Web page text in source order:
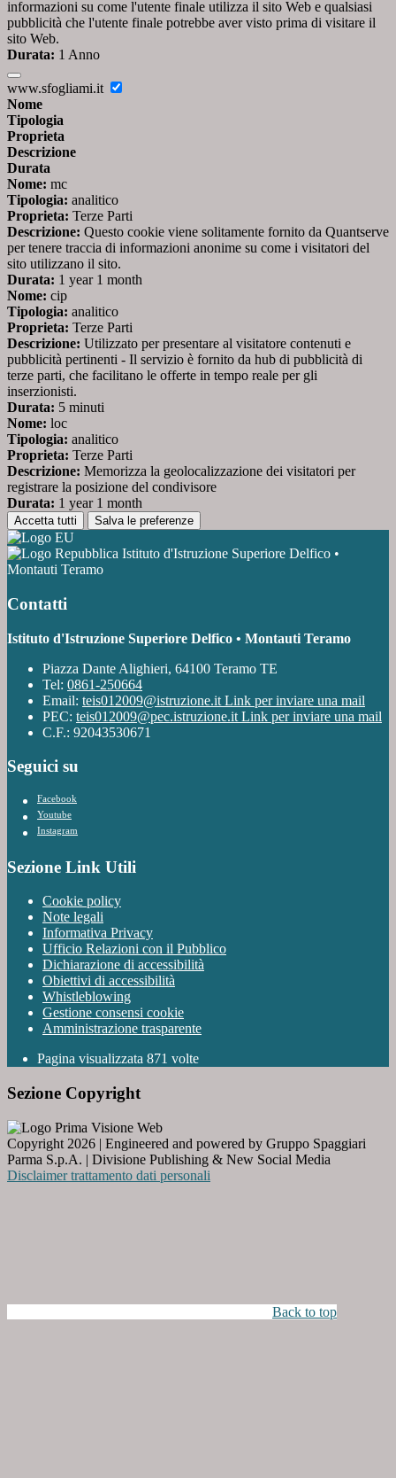
informazioni su come l'utente finale utilizza il sito Web e qualsiasi
pubblicità che l'utente finale potrebbe aver visto prima di visitare il
sito Web.
Durata: 1 Anno
www.sfogliami.it
Nome
Tipologia
Proprieta
Descrizione
Durata
Nome: mc
Tipologia: analitico
Proprieta: Terze Parti
Descrizione: Questo cookie viene solitamente fornito da Quantserve
per tenere traccia di informazioni anonime su come i visitatori del
sito utilizzano il sito.
Durata: 1 year 1 month
Nome: cip
Tipologia: analitico
Proprieta: Terze Parti
Descrizione: Utilizzato per presentare al visitatore contenuti e
pubblicità pertinenti - Il servizio è fornito da hub di pubblicità di
terze parti, che facilitano le offerte in tempo reale per gli
inserzionisti.
Durata: 5 minuti
Nome: loc
Tipologia: analitico
Proprieta: Terze Parti
Descrizione: Memorizza la geolocalizzazione dei visitatori per
registrare la posizione del condivisore
Durata: 1 year 1 month
Accetta tutti Salva le preferenze
Istituto d'Istruzione Superiore Delfico •
Montauti Teramo
Contatti
Istituto d'Istruzione Superiore Delfico • Montauti Teramo
Piazza Dante Alighieri, 64100 Teramo TE
Tel: 0861-250664
Email: teis012009@istruzione.it Link per inviare una mail
PEC: teis012009@pec.istruzione.it Link per inviare una mail
C.F.: 92043530671
Seguici su
Facebook
Youtube
Instagram
Sezione Link Utili
Cookie policy
Note legali
Informativa Privacy
Ufficio Relazioni con il Pubblico
Dichiarazione di accessibilità
Obiettivi di accessibilità
Whistleblowing
Gestione consensi cookie
Amministrazione trasparente
Pagina visualizzata 871 volte
Sezione Copyright
Copyright 2026 | Engineered and powered by Gruppo Spaggiari
Parma S.p.A. | Divisione Publishing & New Social Media
Disclaimer trattamento dati personali
Back to top